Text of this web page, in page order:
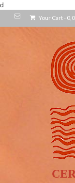
d
Your Cart -